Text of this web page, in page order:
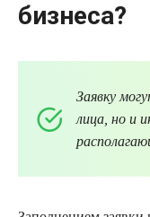
бизнеса?
Заявку
лица, но и